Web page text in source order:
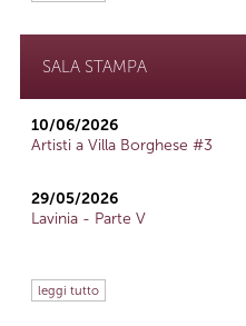
SALA STAMPA
10/06/2026
Artisti a Villa Borghese #3
29/05/2026
Lavinia - Parte V
leggi tutto